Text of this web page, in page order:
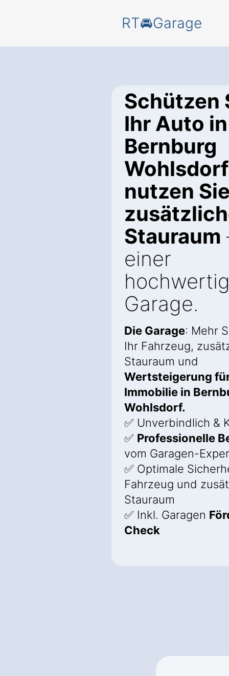
RT🚘Garage
Schützen
Ihr Auto in
Bernburg
nutzen
Stauraum
einer
Garage.
Die Garage: Mehr
Ihr Fahrzeug,
Stauraum und
Wertsteigerung
Immobilie in
Wohlsdorf.
✅ Unverbindlich &
✅ Professionelle
vom Garagen-
✅ Optimale
Fahrzeug und
Stauraum
✅ Inkl. Garagen
Check